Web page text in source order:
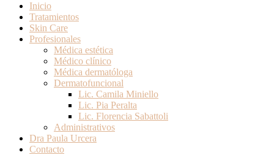
Inicio
Tratamientos
Skin Care
Profesionales
Médica estética
Médico clínico
Médica dermatóloga
Dermatofuncional
Lic. Camila Miniello
Lic. Pia Peralta
Lic. Florencia Sabattoli
Administrativos
Dra Paula Urcera
Contacto